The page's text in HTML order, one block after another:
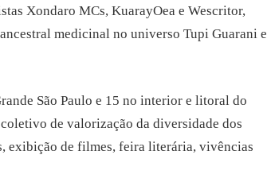
Xondaro MCs, KuarayOea e Wescritor,
medicinal no universo Tupi Guarani e
São Paulo e 15 no interior e litoral do
de valorização da diversidade dos
exibição de filmes, feira literária, vivências